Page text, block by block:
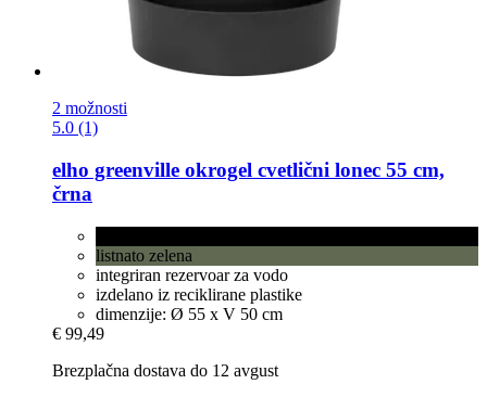
2 možnosti
5.0 (1)
elho greenville okrogel cvetlični lonec 55 cm,
črna
listnato zelena
integriran rezervoar za vodo
izdelano iz reciklirane plastike
dimenzije: Ø 55 x V 50 cm
€ 99,49
Brezplačna dostava do 12 avgust